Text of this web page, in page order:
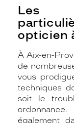
Les
opticien
À Aix-en-
de
vous
techniques
soit le
également